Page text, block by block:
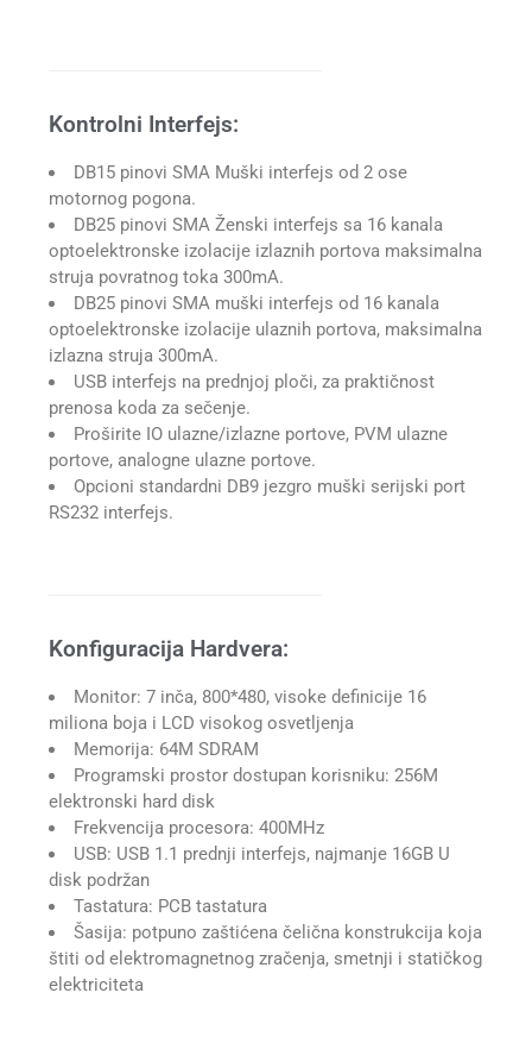
Kontrolni Interfejs:
DB15 pinovi SMA Muški interfejs od 2 ose
motornog pogona.
DB25 pinovi SMA Ženski interfejs sa 16 kanala
optoelektronske izolacije izlaznih portova maksimalna
struja povratnog toka 300mA.
DB25 pinovi SMA muški interfejs od 16 kanala
optoelektronske izolacije ulaznih portova, maksimalna
izlazna struja 300mA.
USB interfejs na prednjoj ploči, za praktičnost
prenosa koda za sečenje.
Proširite IO ulazne/izlazne portove, PVM ulazne
portove, analogne ulazne portove.
Opcioni standardni DB9 jezgro muški serijski port
RS232 interfejs.
Konfiguracija Hardvera:
Monitor: 7 inča, 800*480, visoke definicije 16
miliona boja i LCD visokog osvetljenja
Memorija: 64M SDRAM
Programski prostor dostupan korisniku: 256M
elektronski hard disk
Frekvencija procesora: 400MHz
USB: USB 1.1 prednji interfejs, najmanje 16GB U
disk podržan
Tastatura: PCB tastatura
Šasija: potpuno zaštićena čelična konstrukcija koja
štiti od elektromagnetnog zračenja, smetnji i statičkog
elektriciteta